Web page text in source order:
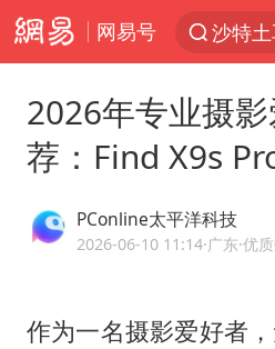
网易号
2026年专业摄
荐：Find X9s
PConline太平洋科技
2026-06-10 11:14·广东·优
作为一名摄影爱好者